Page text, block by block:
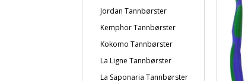
Jordan Tannbørster
Kemphor Tannbørster
Kokomo Tannbørster
La Ligne Tannbørster
La Saponaria Tannbørster